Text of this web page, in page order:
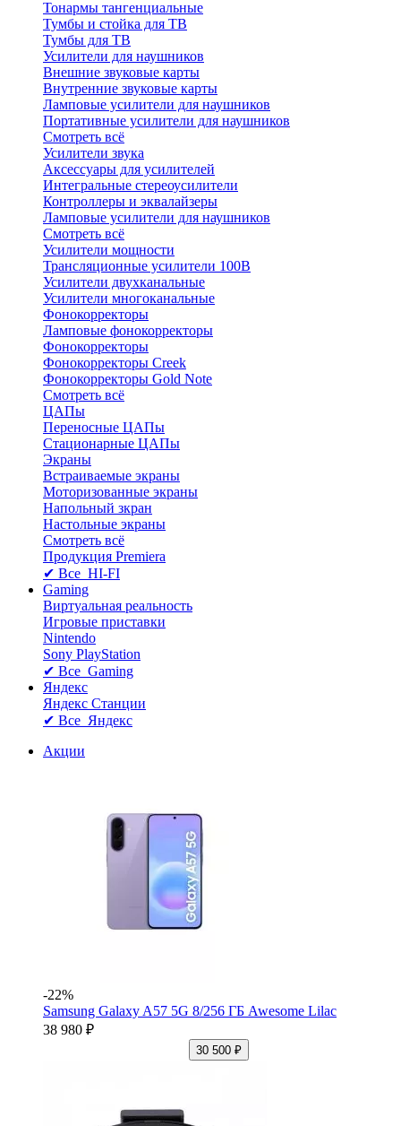
Тонармы тангенциальные
Тумбы и стойка для ТВ
Тумбы для ТВ
Усилители для наушников
Внешние звуковые карты
Внутренние звуковые карты
Ламповые усилители для наушников
Портативные усилители для наушников
Смотреть всё
Усилители звука
Аксессуары для усилителей
Интегральные стереоусилители
Контроллеры и эквалайзеры
Ламповые усилители для наушников
Смотреть всё
Усилители мощности
Трансляционные усилители 100В
Усилители двухканальные
Усилители многоканальные
Фонокорректоры
Ламповые фонокорректоры
Фонокорректоры
Фонокорректоры Creek
Фонокорректоры Gold Note
Смотреть всё
ЦАПы
Переносные ЦАПы
Стационарные ЦАПы
Экраны
Встраиваемые экраны
Моторизованные экраны
Напольный зкран
Настольные экраны
Смотреть всё
Продукция Premiera
✔ Все HI-FI
Gaming
Виртуальная реальность
Игровые приставки
Nintendo
Sony PlayStation
✔ Все Gaming
Яндекс
Яндекс Станции
✔ Все Яндекс
Акции
-22%
Samsung Galaxy A57 5G 8/256 ГБ Awesome Lilac
38 980 ₽
30 500 ₽